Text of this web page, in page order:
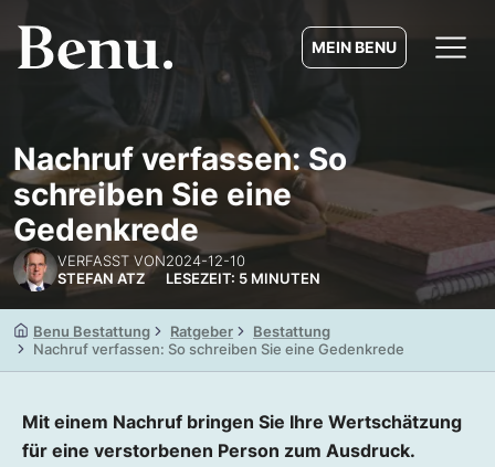
MEIN BENU
Nachruf verfassen: So
schreiben Sie eine
Gedenkrede
VERFASST VON
STEFAN ATZ
2024-12-10
LESEZEIT: 5 MINUTEN
Benu Bestattung Ratgeber
Bestattung
Nachruf verfassen: So schreiben Sie eine Gedenkrede
Mit einem Nachruf bringen Sie Ihre Wertschätzung
für eine verstorbenen Person zum Ausdruck.